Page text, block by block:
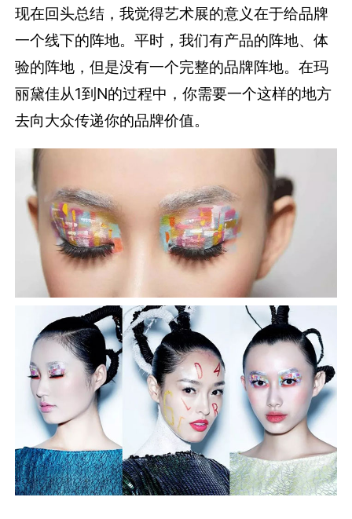
现在回头总结，我觉得艺术展的意义在于给品牌
一个线下的阵地。平时，我们有产品的阵地、体
验的阵地，但是没有一个完整的品牌阵地。在玛
丽黛佳从1到N的过程中，你需要一个这样的地方
去向大众传递你的品牌价值。